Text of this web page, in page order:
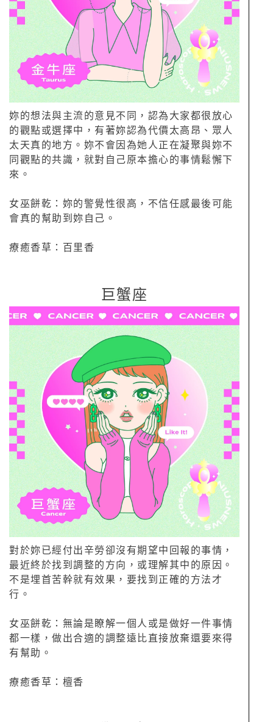
妳的想法與主流的意見不同，認為大家都很放心
的觀點或選擇中，有著妳認為代價太高昂、眾人
太天真的地方。妳不會因為她人正在凝聚與妳不
同觀點的共識，就對自己原本擔心的事情鬆懈下
來。
女巫餅乾：妳的警覺性很高，不信任感最後可能
會真的幫助到妳自己。
療癒香草：百里香
巨蟹座
對於妳已經付出辛勞卻沒有期望中回報的事情，
最近終於找到調整的方向，或理解其中的原因。
不是埋首苦幹就有效果，要找到正確的方法才
行。
女巫餅乾：無論是瞭解一個人或是做好一件事情
都一樣，做出合適的調整遠比直接放棄還要來得
有幫助。
療癒香草：檀香